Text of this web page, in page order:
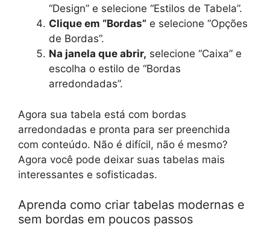
“Design” e selecione “Estilos de Tabela”.
Clique em “Bordas” e selecione “Opções
de Bordas”.
Na janela que abrir, selecione “Caixa” e
escolha o estilo de “Bordas
arredondadas”.
Agora sua tabela está com bordas
arredondadas e pronta para ser preenchida
com conteúdo. Não é difícil, não é mesmo?
Agora você pode deixar suas tabelas mais
interessantes e sofisticadas.
Aprenda como criar tabelas modernas e
sem bordas em poucos passos